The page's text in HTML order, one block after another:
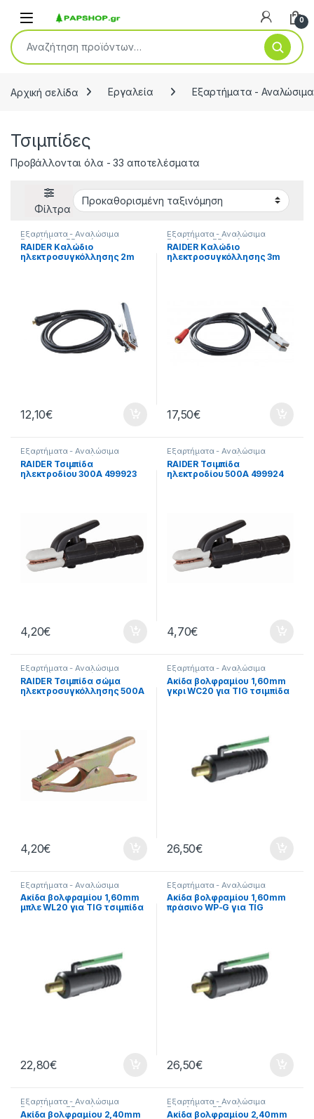
Open 0
Αναζήτηση για:
Αρχική σελίδα Εργαλεία Εξαρτήματα -
Τσιμπίδες
Προβάλλονται όλα - 33 αποτελέσματα
Φίλτρα
Εξαρτήματα - Αναλώσιμα
Εργαλείων Εξαρτήματα
Ηλεκτροκόλλησης,
Τσιμπίδες
RAIDER Καλώδιο
ηλεκτροσυγκόλλησης 2m
12,10€
Εξαρτήματα - Αναλώσιμα
Εργαλείων Εξαρτήματα
Ηλεκτροκόλλησης,
Τσιμπίδες
RAIDER Καλώδιο
ηλεκτροσυγκόλλησης 3m
17,50€
Εξαρτήματα - Αναλώσιμα
Εργαλείων Εξαρτήματα
Ηλεκτροκόλλησης,
Τσιμπίδες
RAIDER Τσιμπίδα
ηλεκτροδίου 300Α 499923
4,20€
Εξαρτήματα - Αναλώσιμα
Εργαλείων Εξαρτήματα
Ηλεκτροκόλλησης,
Τσιμπίδες
RAIDER Τσιμπίδα
ηλεκτροδίου 500Α 499924
4,70€
Εξαρτήματα - Αναλώσιμα
Εργαλείων Εξαρτήματα
Ηλεκτροκόλλησης, Εργαλεία
Τσιμπίδες
RAIDER Τσιμπίδα σώμα
ηλεκτροσυγκόλλησης 500Α
4,20€
Εξαρτήματα - Αναλώσιμα
Εργαλείων Εξαρτήματα
Ηλεκτροκόλλησης,Εργαλεία,
Τσιμπίδες
Ακίδα βολφραμίου 1,60mm
γκρι WC20 για TIG τσιμπίδα
26,50€
Εξαρτήματα - Αναλώσιμα
Εργαλείων Εξαρτήματα
Ηλεκτροκόλλησης,Εργαλεία,
Τσιμπίδες
Ακίδα βολφραμίου 1,60mm
μπλε WL20 για TIG τσιμπίδα
22,80€
Εξαρτήματα - Αναλώσιμα
Εργαλείων Εξαρτήματα
Ηλεκτροκόλλησης,Εργαλεία,
Τσιμπίδες
Ακίδα βολφραμίου 1,60mm
πράσινο WP-G για TIG
26,50€
Εξαρτήματα - Αναλώσιμα
Εργαλείων Εξαρτήματα
Ακίδα βολφραμίου 2,40mm
Εξαρτήματα - Αναλώσιμα
Εργαλείων Εξαρτήματα
Ακίδα βολφραμίου 2,40mm